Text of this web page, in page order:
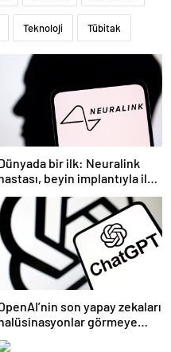
Teknoloji Tübitak
bir ilk: Neuralink
beyin implantıyla ilk
kez YouTube videosu
son yapay zekaları
görmeye